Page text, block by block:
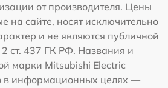
от производителя. Цены
на сайте, носят исключительно
и не являются публичной
2 ст. 437 ГК РФ. Названия и
марки Mitsubishi Electric
в информационных целях —